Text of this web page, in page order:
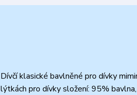
Dívčí klasické bavlněné pro dívky
lýtkách pro dívky složení: 95%